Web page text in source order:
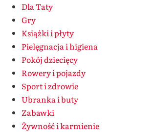
Dla Taty
Gry
Książki i płyty
Pielęgnacja i higiena
Pokój dziecięcy
Rowery i pojazdy
Sport i zdrowie
Ubranka i buty
Zabawki
Żywność i karmienie